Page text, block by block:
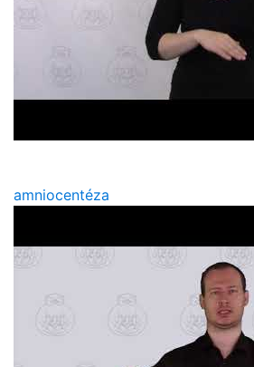
amniocentéza